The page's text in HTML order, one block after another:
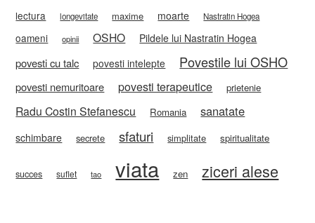
lectura longevitate maxime moarte Nastratin Hogea
oameni opinii OSHO Pildele lui Nastratin Hogea
povesti cu talc povesti intelepte Povestile lui OSHO
povesti nemuritoare povesti terapeutice prietenie
Radu Costin Stefanescu Romania sanatate
schimbare secrete sfaturi simplitate spiritualitate
succes suflet tao viata zen ziceri alese